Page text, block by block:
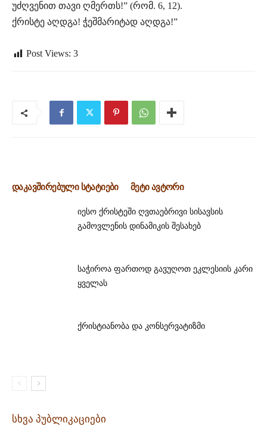
უძღვენით თავი ღმერთს!” (რომ. 6, 12).
ქრისტე აღდგა! ჭეშმარიტად აღდგა!”
Post Views: 3
დაკავშირებული სტატიები მეტი ავტორი
იესო ქრისტეში ღვთაებრივი სისავსის
გამოვლენის დინამიკის შესახებ
საჭიროა ფართოდ გავუღოთ ეკლესიის კარი
ყველას
ქრისტიანობა და კონსერვატიზმი
სხვა პუბლიკაციები